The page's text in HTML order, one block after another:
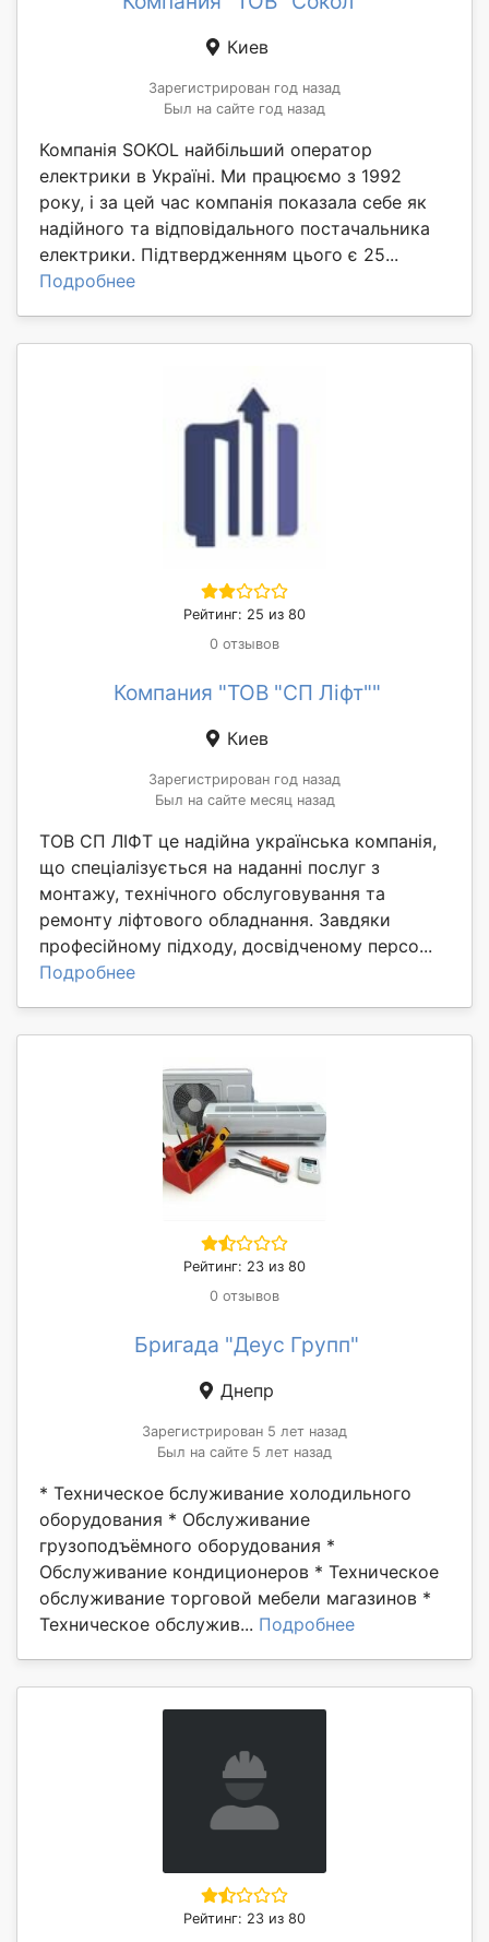
Киев
Зарегистрирован год назад
Был на сайте год назад
Компанія SOKOL найбільший оператор
електрики в Україні. Ми працюємо з 1992
року, і за цей час компанія показала себе як
надійного та відповідального постачальника
електрики. Підтвердженням цього є 25...
Подробнее
Рейтинг: 25 из 80
0 отзывов
Компания "ТОВ "СП Ліфт""
Киев
Зарегистрирован год назад
Был на сайте месяц назад
ТОВ СП ЛІФТ це надійна українська компанія,
що спеціалізується на наданні послуг з
монтажу, технічного обслуговування та
ремонту ліфтового обладнання. Завдяки
професійному підходу, досвідченому персо...
Подробнее
Рейтинг: 23 из 80
0 отзывов
Бригада "Деус Групп"
Днепр
Зарегистрирован 5 лет назад
Был на сайте 5 лет назад
* Техническое бслуживание холодильного
оборудования * Обслуживание
грузоподъёмного оборудования *
Обслуживание кондиционеров * Техническое
обслуживание торговой мебели магазинов *
Техническое обслужив... Подробнее
Рейтинг: 23 из 80